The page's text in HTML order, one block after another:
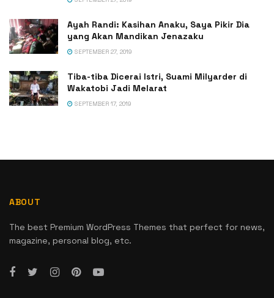
Ayah Randi: Kasihan Anaku, Saya Pikir Dia
yang Akan Mandikan Jenazaku
SEPTEMBER 27, 2019
Tiba-tiba Dicerai Istri, Suami Milyarder di
Wakatobi Jadi Melarat
SEPTEMBER 17, 2019
ABOUT
The best Premium WordPress Themes that perfect for news,
magazine, personal blog, etc.